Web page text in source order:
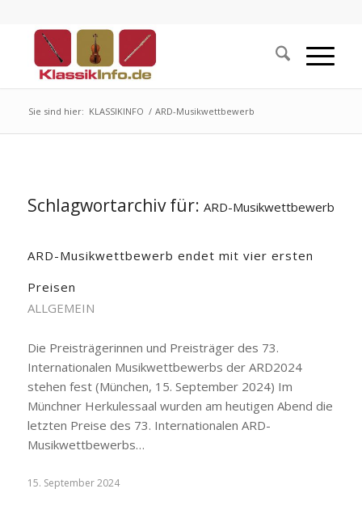
Sie sind hier: KLASSIKINFO / ARD-Musikwettbewerb
Schlagwortarchiv für: ARD-Musikwettbewerb
ARD-Musikwettbewerb endet mit vier ersten
Preisen
ALLGEMEIN
Die Preisträgerinnen und Preisträger des 73.
Internationalen Musikwettbewerbs der ARD2024
stehen fest (München, 15. September 2024) Im
Münchner Herkulessaal wurden am heutigen Abend die
letzten Preise des 73. Internationalen ARD-
Musikwettbewerbs…
15. September 2024